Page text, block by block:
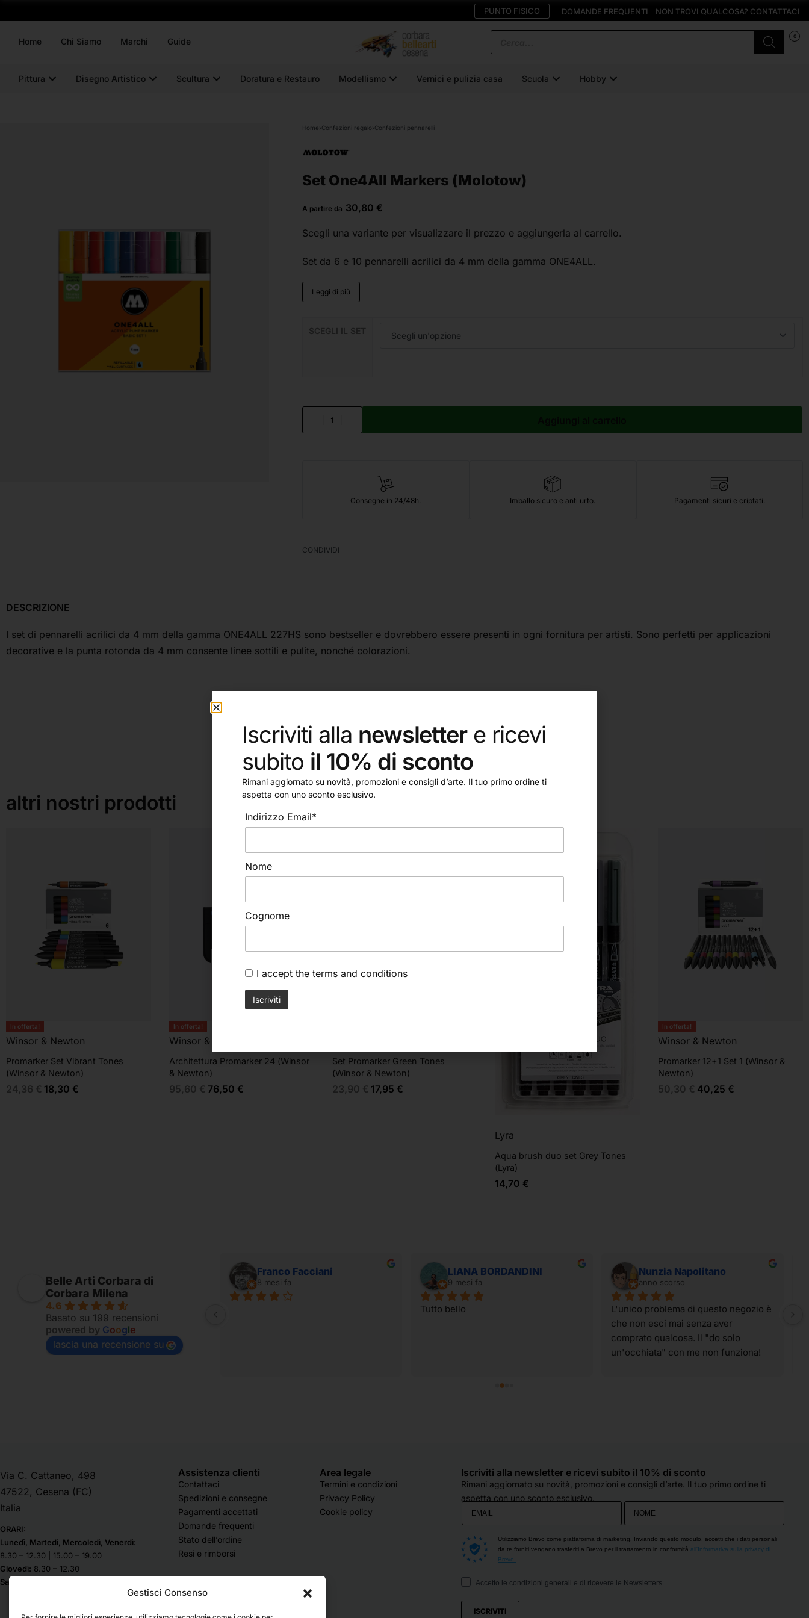
Gestisci Consenso
PUNTO FISICO DOMANDE FREQUENTI NON TROVI QUALCOSA? CONTATTACI
Home Chi Siamo Marchi Guide 0
Pittura Disegno Artistico Scultura Doratura e Restauro Modellismo Vernici e pulizia casa Scuola Hobby
Home›Confezioni regalo›Confezioni pennarelli
Set One4All Markers (Molotow)
A partire da 30,80 €
Scegli una variante per visualizzare il prezzo e aggiungerla al carrello.
Set da 6 e 10 pennarelli acrilici da 4 mm della gamma ONE4ALL.
Leggi di più
SCEGLI IL SET
Consegne in 24/48h. Imballo sicuro e anti urto. Pagamenti sicuri e criptati.
CONDIVIDI
DESCRIZIONE
I set di pennarelli acrilici da 4 mm della gamma ONE4ALL 227HS sono bestseller e dovrebbero essere presenti in ogni fornitura per artisti. Sono perfetti per applicazioni
decorative e la punta rotonda da 4 mm consente linee sottili e pulite, nonché colorazioni.
altri nostri prodotti
In offerta!
Winsor & Newton
Promarker Set Vibrant Tones
(Winsor & Newton)
24,36€ 18,30 €
In offerta!
Winsor & Newton
Architettura Promarker 24 (Winsor
& Newton)
95,60€ 76,50 €
Set Promarker Green Tones
(Winsor & Newton)
23,90€ 17,95 €
Lyra
Aqua brush duo set Grey Tones
(Lyra)
14,70 €
In offerta!
Winsor & Newton
Promarker 12+1 Set 1 (Winsor &
Newton)
50,30€ 40,25 €
Belle Arti Corbara di
Corbara Milena
4.6
Basato su 199 recensioni
powered by Google
lascia una recensione su
7 mesi fa
Fornito per appassionati
Franco Facciani
8 mesi fa
LIANA BORDANDINI
9 mesi fa
Tutto bello
Nunzia Napolitano
anno scorso
L'unico problema di questo negozio è
che non esci mai senza aver
comprato qualcosa. Il "do solo
un'occhiata" con me non funziona!
Hanno sempre un occhio di riguardo
per tutti e si fanno in quattro per
belle!! Grazie!
Via C. Cattaneo, 498
47522, Cesena (FC)
Italia
ORARI:
Lunedì, Martedì, Mercoledì, Venerdì:
8.30 – 12.30 | 15.00 – 19.00
Giovedì: 8.30 – 12.30
Sabato & Domenica chiuso
Assistenza clienti
Contattaci
Spedizioni e consegne
Pagamenti accettati
Domande frequenti
Stato dell’ordine
Resi e rimborsi
Area legale
Termini e condizioni
Privacy Policy
Cookie policy
Iscriviti alla newsletter e ricevi subito il 10% di sconto
Rimani aggiornato su novità, promozioni e consigli d’arte. Il tuo primo ordine ti
aspetta con uno sconto esclusivo.
Utilizziamo Brevo come piattaforma di marketing. Inviando questo modulo, accetti che i dati personali
da te forniti vengano trasferiti a Brevo per il trattamento in conformità all'Informativa sulla privacy di
Brevo.
Accetto le condizioni generali e di ricevere le Newsletters.
ISCRIVITI
Iscriviti alla newslettere ricevi
subito il 10% di sconto
Rimani aggiornato su novità, promozioni e consigli d’arte. Il tuo primo ordine ti
aspetta con uno sconto esclusivo.
Indirizzo Email*
Nome
Cognome
I accept the terms and conditions